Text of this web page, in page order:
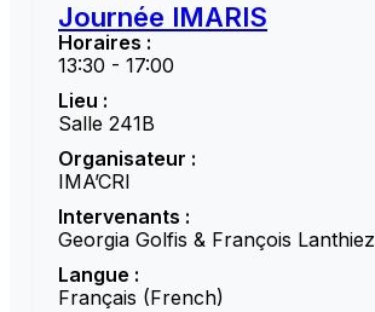
Journée IMARIS
Horaires :
13:30 - 17:00
Lieu :
Salle 241B
Organisateur :
IMA’CRI
Intervenants :
Georgia Golfis & François Lanthiez
Langue :
Français (French)